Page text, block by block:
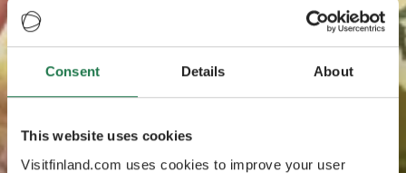
Consent Details About
This website uses cookies
Visitfinland.com uses cookies to improve your user